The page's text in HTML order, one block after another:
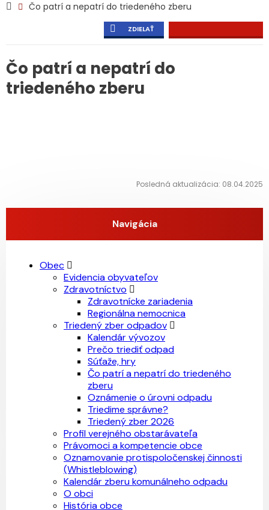
Čo patrí a nepatrí do triedeného zberu
ZDIELAŤ
Čo patrí a nepatrí do
triedeného zberu
Posledná aktualizácia: 08.04.2025
Navigácia
Obec
Evidencia obyvateľov
Zdravotníctvo
Zdravotnícke zariadenia
Regionálna nemocnica
Triedený zber odpadov
Kalendár vývozov
Prečo triediť odpad
Súťaže, hry
Čo patrí a nepatrí do triedeného
zberu
Oznámenie o úrovni odpadu
Triedime správne?
Triedený zber 2026
Profil verejného obstarávateľa
Právomoci a kompetencie obce
Oznamovanie protispoločenskej činnosti
(Whistleblowing)
Kalendár zberu komunálneho odpadu
O obci
História obce